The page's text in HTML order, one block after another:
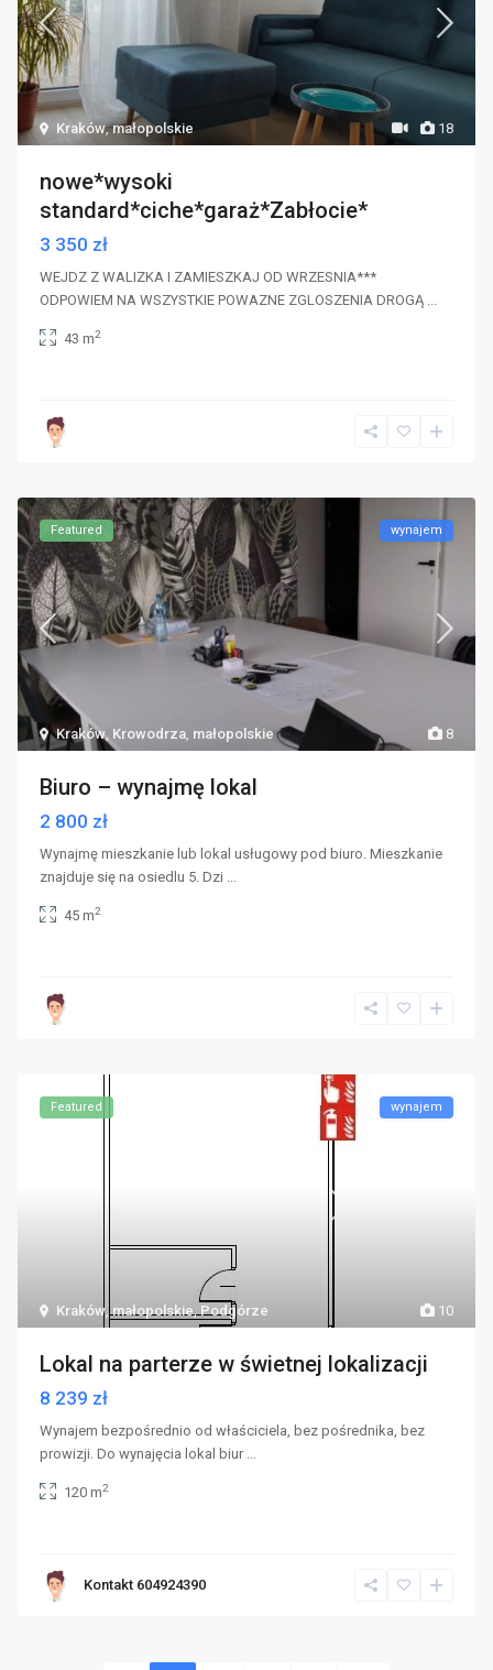
18
Kraków,małopolskie
nowe*wysoki
standard*ciche*garaż*Zabłocie*
3 350 zł
WEJDZ Z WALIZKA I ZAMIESZKAJ OD WRZESNIA***
ODPOWIEM NA WSZYSTKIE POWAZNE ZGLOSZENIA DROGĄ ...
43 m2
8
Kraków, Krowodrza, małopolskie
Featured wynajem
Biuro – wynajmę lokal
2 800 zł
Wynajmę mieszkanie lub lokal usługowy pod biuro. Mieszkanie
znajduje się na osiedlu 5. Dzi ...
45 m2
10
Kraków,małopolskie,Podgórze
Featured wynajem
Lokal na parterze w świetnej lokalizacji
8 239 zł
Wynajem bezpośrednio od właściciela, bez pośrednika, bez
prowizji. Do wynajęcia lokal biur ...
120 m2
Kontakt 604924390